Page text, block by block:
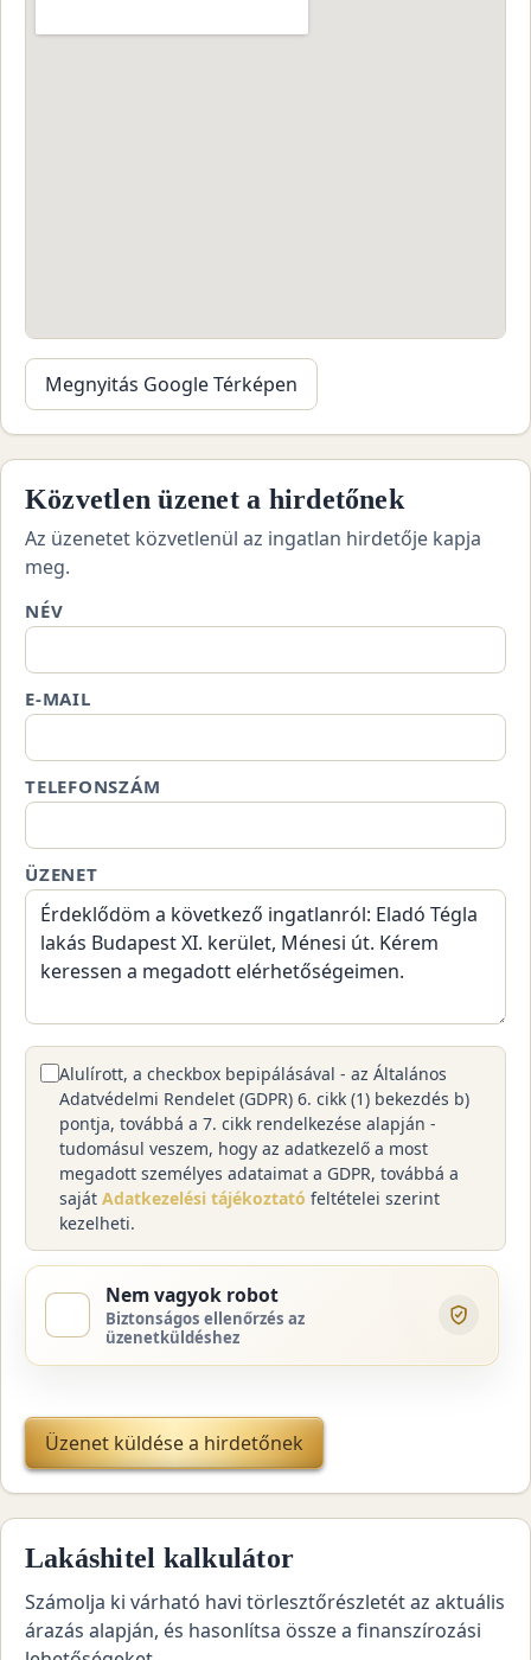
Megnyitás Google Térképen
Közvetlen üzenet a hirdetőnek
Az üzenetet közvetlenül az ingatlan hirdetője kapja
meg.
NÉV
E-MAIL
TELEFONSZÁM
ÜZENET
Alulírott, a checkbox bepipálásával - az Általános
Adatvédelmi Rendelet (GDPR) 6. cikk (1) bekezdés b)
pontja, továbbá a 7. cikk rendelkezése alapján -
tudomásul veszem, hogy az adatkezelő a most
megadott személyes adataimat a GDPR, továbbá a
saját Adatkezelési tájékoztató feltételei szerint
kezelheti.
Nem vagyok robot
Biztonságos ellenőrzés az
üzenetküldéshez
Üzenet küldése a hirdetőnek
Lakáshitel kalkulátor
Számolja ki várható havi törlesztőrészletét az aktuális
árazás alapján, és hasonlítsa össze a finanszírozási